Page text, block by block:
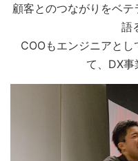
顧客とのつながりをベ
語
COOもエンジニアと
て、DX